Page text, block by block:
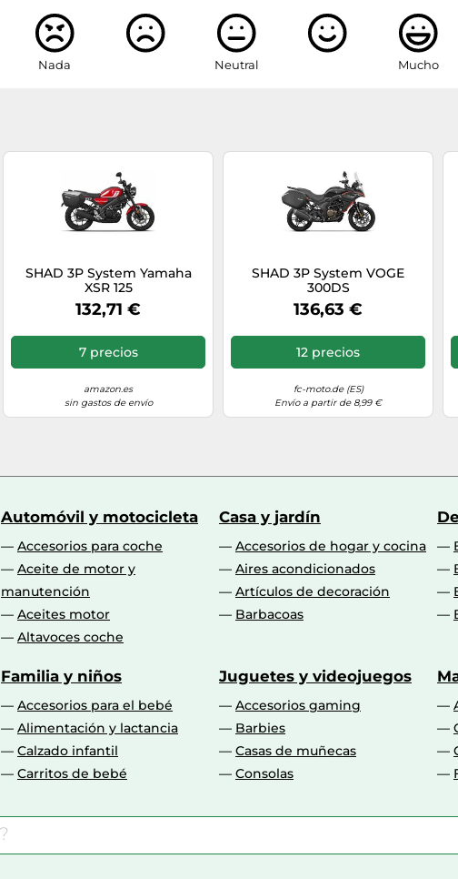
Nada Neutral Mucho
SHAD 3P System Yamaha
XSR 125
132,71 €
7 precios
amazon.es
sin gastos de envío
SHAD 3P System VOGE
300DS
136,63 €
12 precios
fc-moto.de (ES)
Envío a partir de 8,99 €
Automóvil y motocicleta
Accesorios para coche
Aceite de motor y
manutención
Aceites motor
Altavoces coche
Casa y jardín
Accesorios de hogar y cocina
Aires acondicionados
Artículos de decoración
Barbacoas
Familia y niños
Accesorios para el bebé
Alimentación y lactancia
Calzado infantil
Carritos de bebé
Juguetes y videojuegos
Accesorios gaming
Barbies
Casas de muñecas
Consolas